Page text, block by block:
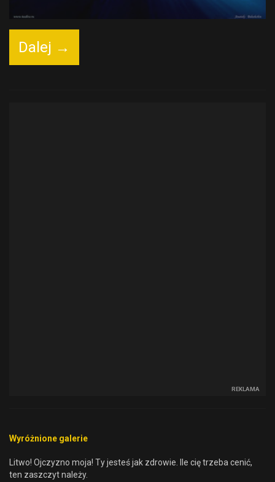
Dalej →
REKLAMA
Wyróżnione galerie
Litwo! Ojczyzno moja! Ty jesteś jak zdrowie. Ile cię trzeba cenić,
ten zaszczyt należy.